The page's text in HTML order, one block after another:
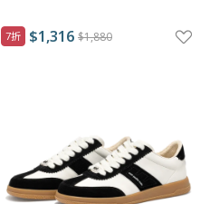
7折 $1,316 $1,880